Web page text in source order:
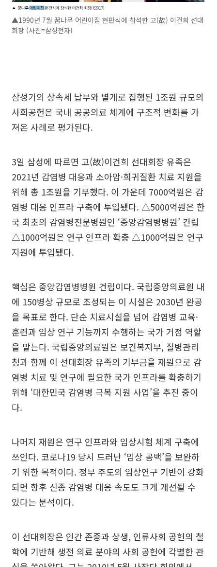
▲1990년 7월 꿈나무 어린이집 현판식에 참석한 고(故) 이건희 선대
회장 (사진=삼성전자)
삼성가의 상속세 납부와 별개로 집행된 1조원 규모의
사회공헌은 국내 공공의료 체계에 구조적 변화를 가
져온 사례로 평가된다.
3일 삼성에 따르면 고(故)이건희 선대회장 유족은
2021년 감염병 대응과 소아암·희귀질환 치료 지원을
위해 총 1조원을 기부했다. 이 가운데 7000억원은 감
염병 대응 인프라 구축에 투입됐다. △5000억원은 한
국 최초의 감염병전문병원인 ‘중앙감염병병원’ 건립
△1000억원은 연구 인프라 확충 △1000억원은 연구
지원에 투입됐다.
핵심은 중앙감염병병원 건립이다. 국립중앙의료원 내
에 150병상 규모로 조성되는 이 시설은 2030년 완공
을 목표로 한다. 단순 치료시설을 넘어 감염병 교육·
훈련과 임상 연구 기능까지 수행하는 국가 거점 역할
을 맡는다. 국립중앙의료원은 보건복지부, 질병관리
청과 함께 이 선대회장 유족의 기부금을 재원으로 감
염병 치료 및 연구에 필요한 국가 인프라를 확충하기
위해 ‘대한민국 감염병 극복 지원 사업’을 추진 중이
다.
나머지 재원은 연구 인프라와 임상시험 체계 구축에
쓰인다. 코로나19 당시 드러난 ‘임상 공백’을 보완하
기 위한 목적이다. 정부 주도의 임상연구 기반이 강화
되면 향후 신종 감염병 대응 속도도 크게 개선될 수
있다는 분석이다.
이 선대회장은 인간 존중과 상생, 인류사회 공헌의 철
학에 기반해 생전 의료 분야의 사회 공헌에 각별한 관